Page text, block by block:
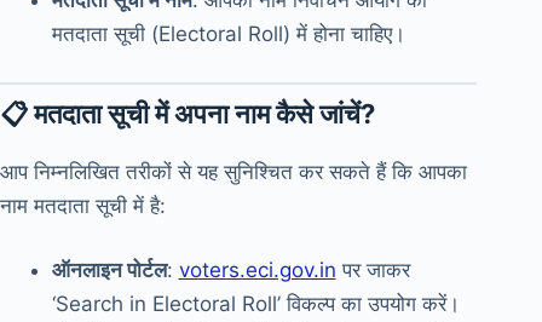
मतदाता सूची (Electoral Roll) में होना चाहिए।
📋 मतदाता सूची में अपना नाम कैसे जांचें?
आप निम्नलिखित तरीकों से यह सुनिश्चित कर सकते हैं कि आपका
नाम मतदाता सूची में है:
ऑनलाइन पोर्टल: voters.eci.gov.in पर जाकर
‘Search in Electoral Roll’ विकल्प का उपयोग करें।